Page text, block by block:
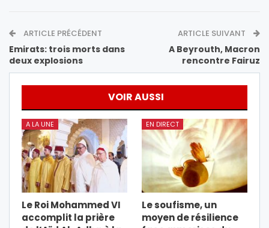
ARTICLE PRÉCÉDENT
Emirats: trois morts dans
deux explosions
ARTICLE SUIVANT
A Beyrouth, Macron
rencontre Fairuz
VOIR AUSSI
A LA UNE
Le Roi Mohammed VI
accomplit la prière
EN DIRECT
Le soufisme, un
moyen de résilience